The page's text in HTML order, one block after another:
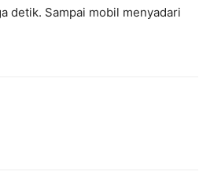
detik. Sampai mobil menyadari